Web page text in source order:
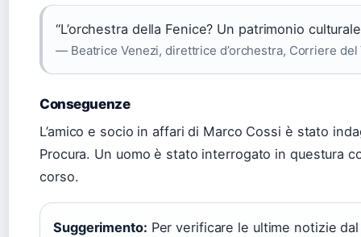
“L’orchestra della Fenice? Un patrimonio
— Beatrice Venezi, direttrice d’orchestra, Corriere del
Conseguenze
L’amico e socio in affari di Marco Cossi è stato
Procura. Un uomo è stato interrogato in questura
corso.
Suggerimento: Per verificare le ultime notizie